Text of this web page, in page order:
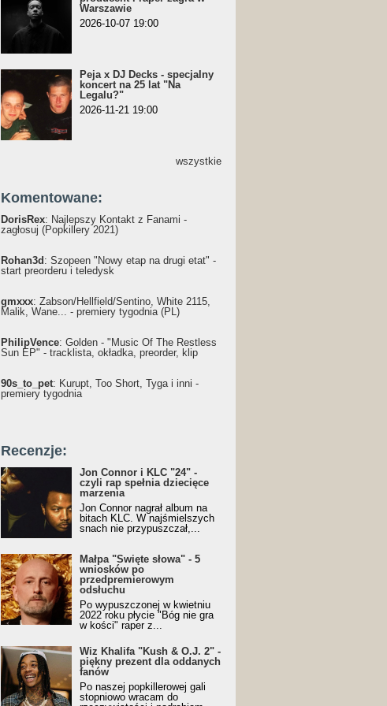
Warszawie
2026-10-07 19:00
Peja x DJ Decks - specjalny
koncert na 25 lat "Na
Legalu?"
2026-11-21 19:00
wszystkie
Komentowane:
DorisRex: Najlepszy Kontakt z Fanami -
zagłosuj (Popkillery 2021)
Rohan3d : Szopeen "Nowy etap na drugi etat" -
start preorderu i teledysk
gmxxx: Żabson/Hellfield/Sentino, White 2115,
Malik, Wane... - premiery tygodnia (PL)
PhilipVence: Golden - "Music Of The Restless
Sun EP" - tracklista, okładka, preorder, klip
90s_to_pet: Kurupt, Too Short, Tyga i inni -
premiery tygodnia
Recenzje:
Jon Connor i KLC "24" -
czyli rap spełnia dziecięce
marzenia
Jon Connor nagrał album na
bitach KLC. W najśmielszych
snach nie przypuszczał,...
Małpa "Święte słowa" - 5
wniosków po
przedpremierowym
odsłuchu
Po wypuszczonej w kwietniu
2022 roku płycie "Bóg nie gra
w kości" raper z...
Wiz Khalifa "Kush & O.J. 2" -
piękny prezent dla oddanych
fanów
Po naszej popkillerowej gali
stopniowo wracam do